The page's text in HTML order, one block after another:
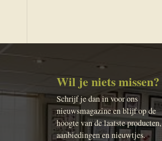
Wil je niets missen?
Schrijf je dan in voor ons
nieuwsmagazine en blijf op de
hoogte van de laatste producten,
aanbiedingen en nieuwtjes.